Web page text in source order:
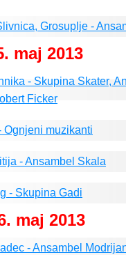
Grosuplje -
maj 2013
- Skupina Skater,
Ficker
Ognjeni muzikanti
- Ansambel Skala
- Skupina Gadi
maj 2013
- Ansambel